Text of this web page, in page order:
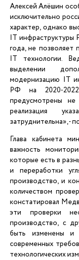
Алексей Алёшин
исключительно
характер, однако
IT инфраструктуры
года, не позволяет
IT технологии.
выделении
модернизацию IT
РФ на 2020-2022
предусмотрены
реализация
затруднительна», -
Глава кабинета
важность
которые есть в
и переработки
производство, и
количеством
констатировал
эти проверки
производство, с
быть изменены и
современных
технологических